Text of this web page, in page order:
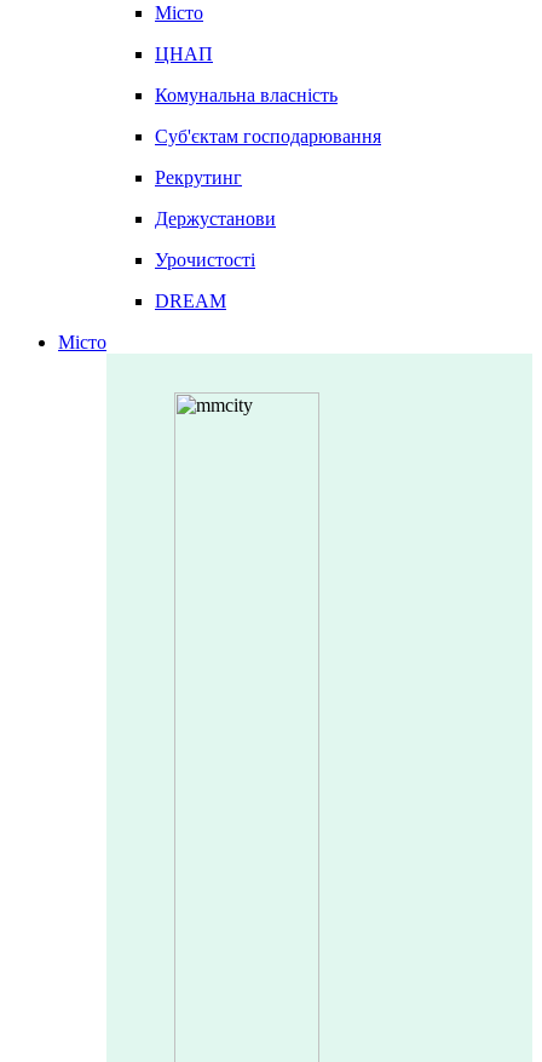
Місто
ЦНАП
Комунальна власність
Суб'єктам господарювання
Рекрутинг
Держустанови
Урочистості
DREAM
Місто